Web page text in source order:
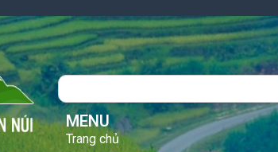
Search
MENU
Trang chủ